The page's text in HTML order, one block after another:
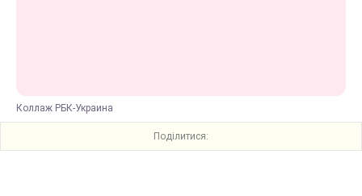
Коллаж РБК-Украина
Поділитися: